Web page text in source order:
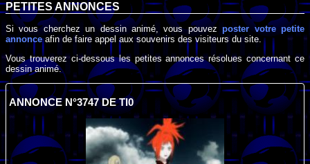
PETITES ANNONCES
Si vous cherchez un dessin animé, vous pouvezposter votre petite
annonceafin de faire appel aux souvenirs des visiteurs du site.
Vous trouverez ci-dessous les petites annonces résolues concernant ce
dessin animé.
ANNONCE N°3747 DE TI0